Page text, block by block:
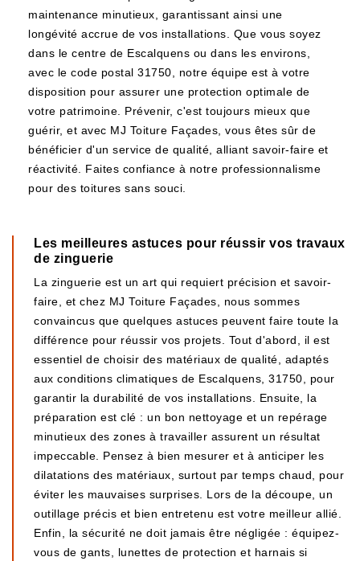
maintenance minutieux, garantissant ainsi une
longévité accrue de vos installations. Que vous soyez
dans le centre de Escalquens ou dans les environs,
avec le code postal 31750, notre équipe est à votre
disposition pour assurer une protection optimale de
votre patrimoine. Prévenir, c'est toujours mieux que
guérir, et avec MJ Toiture Façades, vous êtes sûr de
bénéficier d'un service de qualité, alliant savoir-faire et
réactivité. Faites confiance à notre professionnalisme
pour des toitures sans souci.
Les meilleures astuces pour réussir vos travaux
de zinguerie
La zinguerie est un art qui requiert précision et savoir-
faire, et chez MJ Toiture Façades, nous sommes
convaincus que quelques astuces peuvent faire toute la
différence pour réussir vos projets. Tout d'abord, il est
essentiel de choisir des matériaux de qualité, adaptés
aux conditions climatiques de Escalquens, 31750, pour
garantir la durabilité de vos installations. Ensuite, la
préparation est clé : un bon nettoyage et un repérage
minutieux des zones à travailler assurent un résultat
impeccable. Pensez à bien mesurer et à anticiper les
dilatations des matériaux, surtout par temps chaud, pour
éviter les mauvaises surprises. Lors de la découpe, un
outillage précis et bien entretenu est votre meilleur allié.
Enfin, la sécurité ne doit jamais être négligée : équipez-
vous de gants, lunettes de protection et harnais si